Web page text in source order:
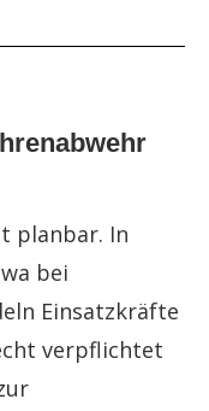
planbar. In
bei
Einsatzkräfte
verpflichtet